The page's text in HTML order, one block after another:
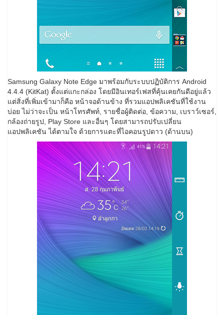
Samsung Galaxy Note Edge มาพร้อมกับระบบปฏิบัติการ Android
4.4.4 (KitKat) ตั้งแต่แกะกล่อง โดยมีอินเทอร์เฟสที่คุ้นเคยกันดีอยู่แล้ว
แต่สิ่งที่เพิ่มเข้ามาก็คือ หน้าจอด้านข้าง ที่รวมแอปพลิเคชันที่ใช้งาน
บ่อย ไม่ว่าจะเป็น หน้าโทรศัพท์, รายชื่อผู้ติดต่อ, ข้อความ, เบราว์เซอร์,
กล้องถ่ายรูป, Play Store และอื่นๆ โดยสามารถปรับเปลี่ยน
แอปพลิเคชัน ได้ตามใจ ด้วยการแตะที่ไอคอนรูปดาว (ด้านบน)